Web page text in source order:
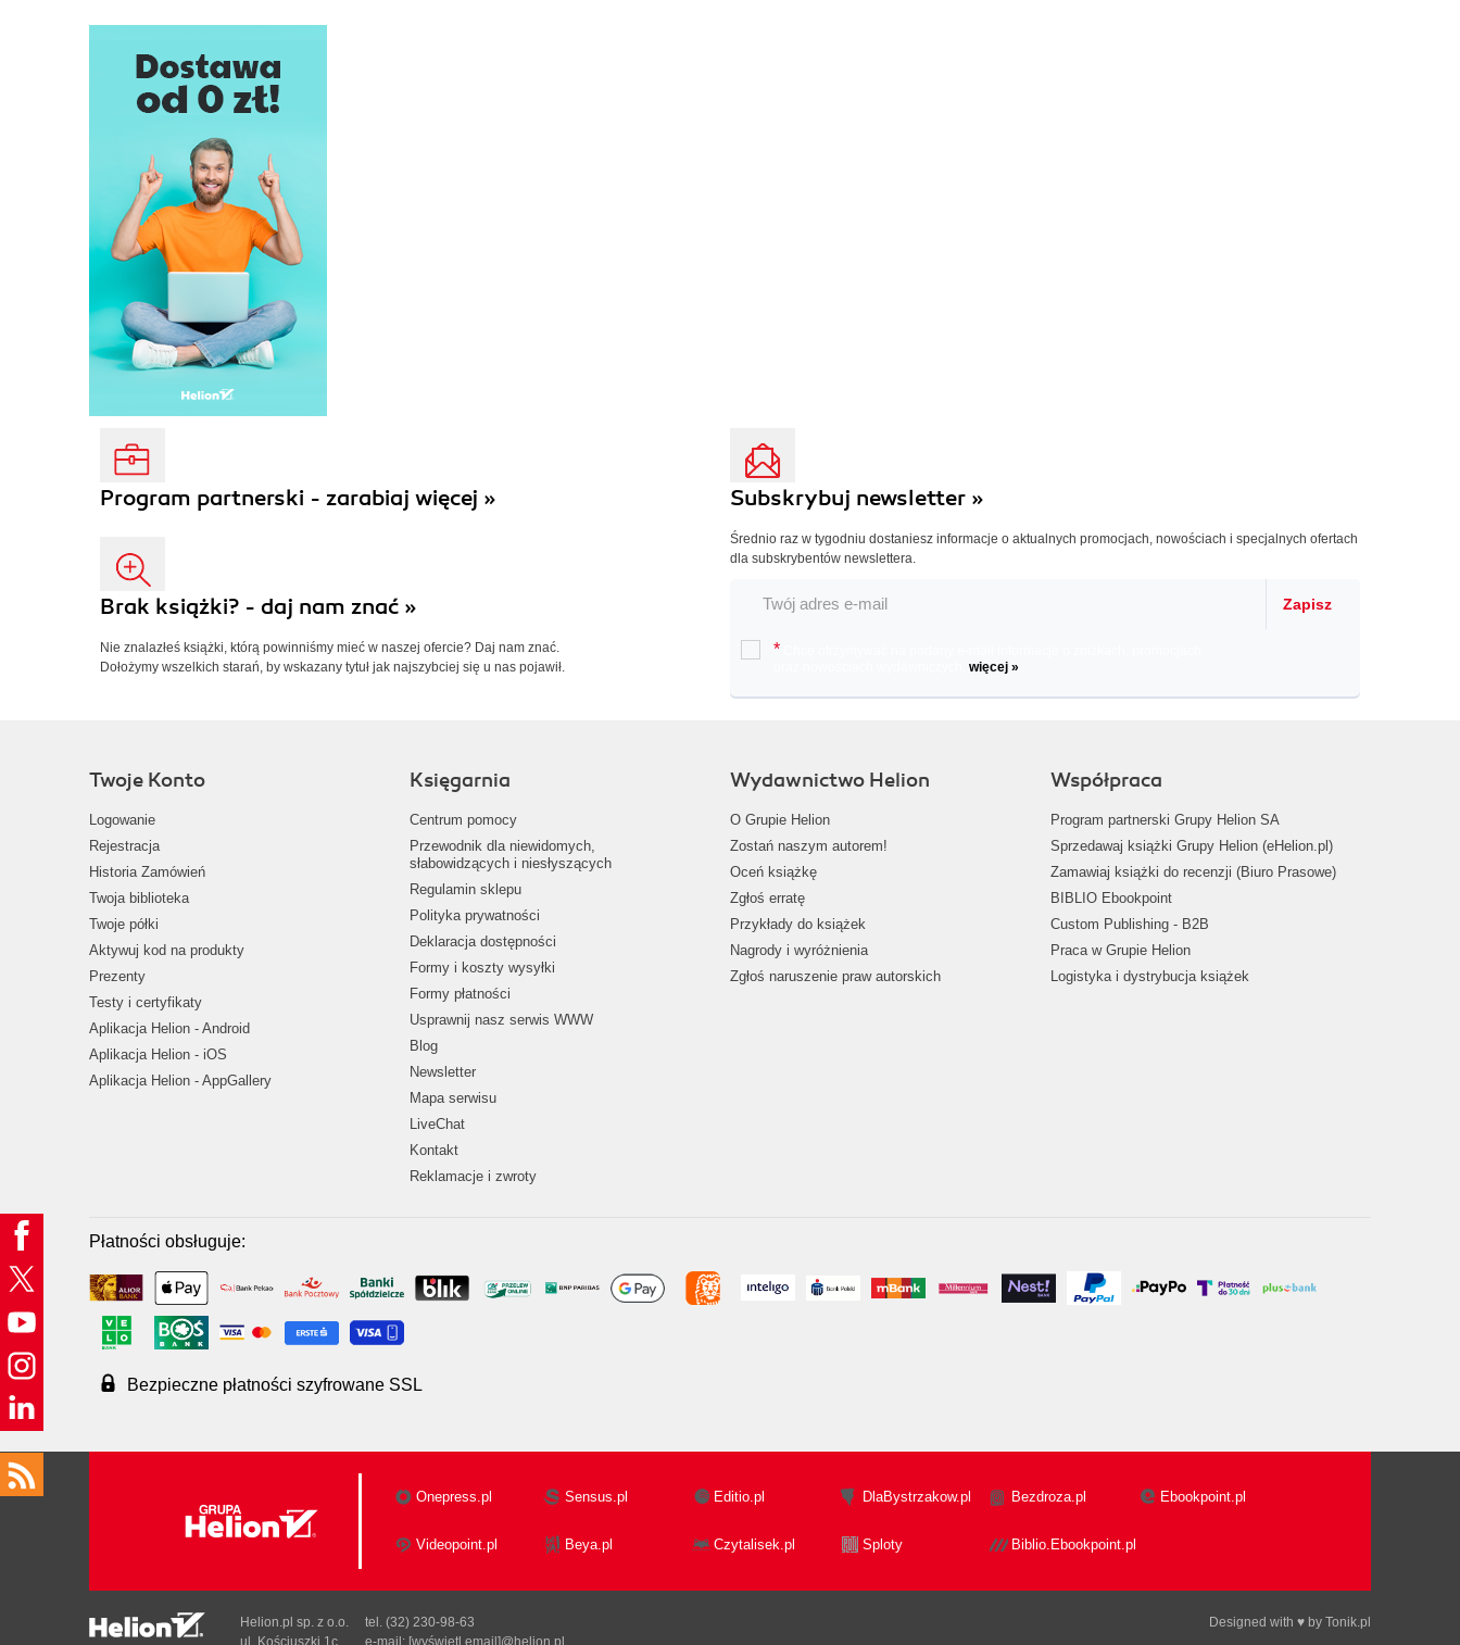
Program partnerski - zarabiaj więcej »
Brak książki? - daj nam znać »
Nie znalazłeś książki, którą powinniśmy mieć w naszej ofercie? Daj nam znać.
Dołożymy wszelkich starań, by wskazany tytuł jak najszybciej się u nas pojawił.
Subskrybuj newsletter »
Średnio raz w tygodniu dostaniesz informacje o aktualnych promocjach, nowościach i specjalnych ofertach
dla subskrybentów newslettera.
Zapisz
*
więcej »
Twoje Konto
Logowanie
Rejestracja
Historia Zamówień
Twoja biblioteka
Twoje półki
Aktywuj kod na produkty
Prezenty
Testy i certyfikaty
Aplikacja Helion - Android
Aplikacja Helion - iOS
Aplikacja Helion - AppGallery
Księgarnia
Centrum pomocy
Przewodnik dla niewidomych,
słabowidzących i niesłyszących
Regulamin sklepu
Polityka prywatności
Deklaracja dostępności
Formy i koszty wysyłki
Formy płatności
Usprawnij nasz serwis WWW
Blog
Newsletter
Mapa serwisu
LiveChat
Kontakt
Reklamacje i zwroty
Wydawnictwo Helion
O Grupie Helion
Zostań naszym autorem!
Oceń książkę
Zgłoś erratę
Przykłady do książek
Nagrody i wyróżnienia
Zgłoś naruszenie praw autorskich
Współpraca
Program partnerski Grupy Helion SA
Sprzedawaj książki Grupy Helion (eHelion.pl)
Zamawiaj książki do recenzji (Biuro Prasowe)
BIBLIO Ebookpoint
Custom Publishing - B2B
Praca w Grupie Helion
Logistyka i dystrybucja książek
Płatności obsługuje:
Bezpieczne płatności szyfrowane SSL
Onepress.pl Sensus.pl Editio.pl DlaBystrzakow.pl Bezdroza.pl Ebookpoint.pl
Videopoint.pl Beya.pl Czytalisek.pl Sploty Biblio.Ebookpoint.pl
Designed with ♥ by Tonik.pl
Helion.pl sp. z o.o.
ul. Kościuszki 1c
tel. (32) 230-98-63
e-mail: [wyświetl email]@helion.pl